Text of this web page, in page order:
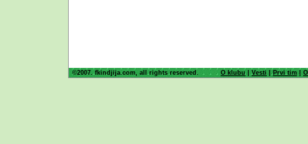
©2007. fkindjija.com, all rights reserved. O klubu |Vesti | Prvi tim |